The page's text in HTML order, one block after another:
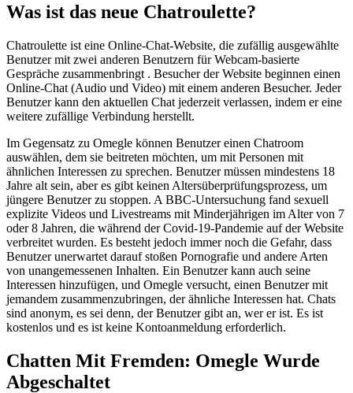
Was ist das neue Chatroulette?
Chatroulette ist eine Online-Chat-Website, die zufällig ausgewählte
Benutzer mit zwei anderen Benutzern für Webcam-basierte
Gespräche zusammenbringt . Besucher der Website beginnen einen
Online-Chat (Audio und Video) mit einem anderen Besucher. Jeder
Benutzer kann den aktuellen Chat jederzeit verlassen, indem er eine
weitere zufällige Verbindung herstellt.
Im Gegensatz zu Omegle können Benutzer einen Chatroom
auswählen, dem sie beitreten möchten, um mit Personen mit
ähnlichen Interessen zu sprechen. Benutzer müssen mindestens 18
Jahre alt sein, aber es gibt keinen Altersüberprüfungsprozess, um
jüngere Benutzer zu stoppen. A BBC-Untersuchung fand sexuell
explizite Videos und Livestreams mit Minderjährigen im Alter von 7
oder 8 Jahren, die während der Covid-19-Pandemie auf der Website
verbreitet wurden. Es besteht jedoch immer noch die Gefahr, dass
Benutzer unerwartet darauf stoßen Pornografie und andere Arten
von unangemessenen Inhalten. Ein Benutzer kann auch seine
Interessen hinzufügen, und Omegle versucht, einen Benutzer mit
jemandem zusammenzubringen, der ähnliche Interessen hat. Chats
sind anonym, es sei denn, der Benutzer gibt an, wer er ist. Es ist
kostenlos und es ist keine Kontoanmeldung erforderlich.
Chatten Mit Fremden: Omegle Wurde
Abgeschaltet